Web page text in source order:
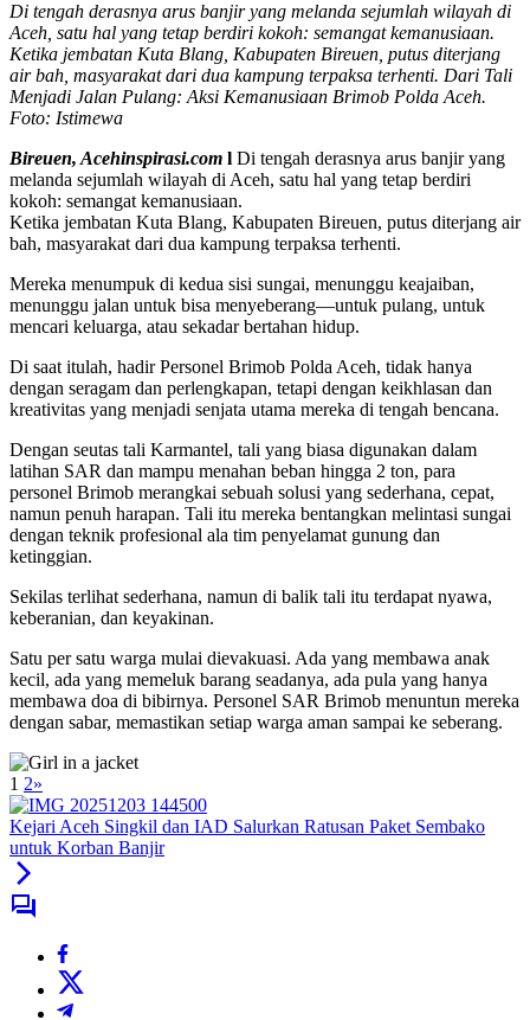
Di tengah derasnya arus banjir yang melanda sejumlah wilayah di
Aceh, satu hal yang tetap berdiri kokoh: semangat kemanusiaan.
Ketika jembatan Kuta Blang, Kabupaten Bireuen, putus diterjang
air bah, masyarakat dari dua kampung terpaksa terhenti. Dari Tali
Menjadi Jalan Pulang: Aksi Kemanusiaan Brimob Polda Aceh.
Foto: Istimewa
Bireuen, Acehinspirasi.com l Di tengah derasnya arus banjir yang
melanda sejumlah wilayah di Aceh, satu hal yang tetap berdiri
kokoh: semangat kemanusiaan.
Ketika jembatan Kuta Blang, Kabupaten Bireuen, putus diterjang air
bah, masyarakat dari dua kampung terpaksa terhenti.
Mereka menumpuk di kedua sisi sungai, menunggu keajaiban,
menunggu jalan untuk bisa menyeberang—untuk pulang, untuk
mencari keluarga, atau sekadar bertahan hidup.
Di saat itulah, hadir Personel Brimob Polda Aceh, tidak hanya
dengan seragam dan perlengkapan, tetapi dengan keikhlasan dan
kreativitas yang menjadi senjata utama mereka di tengah bencana.
Dengan seutas tali Karmantel, tali yang biasa digunakan dalam
latihan SAR dan mampu menahan beban hingga 2 ton, para
personel Brimob merangkai sebuah solusi yang sederhana, cepat,
namun penuh harapan. Tali itu mereka bentangkan melintasi sungai
dengan teknik profesional ala tim penyelamat gunung dan
ketinggian.
Sekilas terlihat sederhana, namun di balik tali itu terdapat nyawa,
keberanian, dan keyakinan.
Satu per satu warga mulai dievakuasi. Ada yang membawa anak
kecil, ada yang memeluk barang seadanya, ada pula yang hanya
membawa doa di bibirnya. Personel SAR Brimob menuntun mereka
dengan sabar, memastikan setiap warga aman sampai ke seberang.
1 2»
Kejari Aceh Singkil dan IAD Salurkan Ratusan Paket Sembako
untuk Korban Banjir